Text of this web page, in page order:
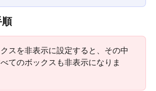
スを非表示に設定すると、その中
てのボックスも非表示になりま